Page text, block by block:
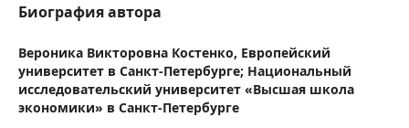
Биография автора
Вероника Викторовна Костенко, Европейский
университет в Санкт-Петербурге; Национальный
исследовательский университет «Высшая школа
экономики» в Санкт-Петербурге